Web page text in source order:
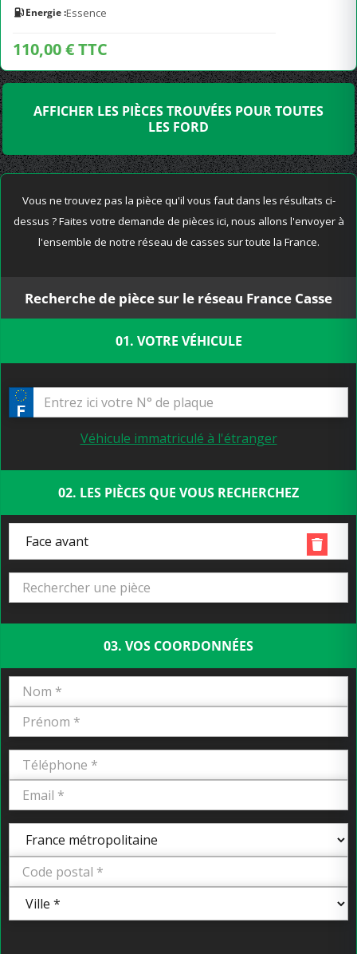
Energie :Essence
110,00 € TTC
AFFICHER LES PIÈCES TROUVÉES POUR TOUTES
LES FORD
Vous ne trouvez pas la pièce qu'il vous faut dans les résultats ci-
dessus ? Faites votre demande de pièces ici, nous allons l'envoyer à
l'ensemble de notre réseau de casses sur toute la France.
Recherche de pièce sur le réseau France Casse
01. VOTRE VÉHICULE
Véhicule immatriculé à l'étranger
02. LES PIÈCES QUE VOUS RECHERCHEZ
Face avant
03. VOS COORDONNÉES